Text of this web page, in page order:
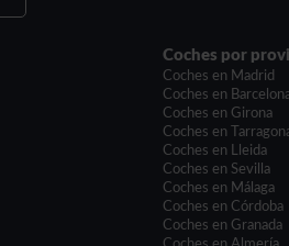
Coches por
Coches en Madrid
Coches en
Coches en Girona
Coches en
Coches en Lleida
Coches en Sevilla
Coches en Málaga
Coches en Córdoba
Coches en Granada